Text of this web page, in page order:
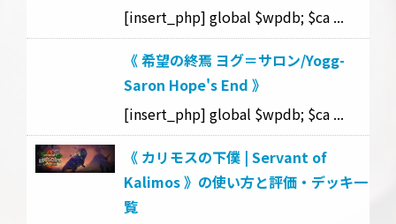
[insert_php] global $wpdb; $ca ...
《 希望の終焉 ヨグ＝サロン/Yogg-
Saron Hope's End 》
[insert_php] global $wpdb; $ca ...
《 カリモスの下僕 | Servant of
Kalimos 》の使い方と評価・デッキ一
覧